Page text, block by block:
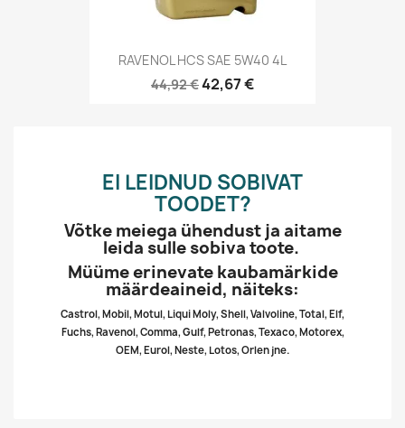
RAVENOL HCS SAE 5W40 4L
44,92 €42,67 €
EI LEIDNUD SOBIVAT
TOODET?
Võtke meiega ühendust ja aitame
leida sulle sobiva toote.
Müüme erinevate kaubamärkide
määrdeaineid, näiteks:
Castrol, Mobil, Motul, Liqui Moly, Shell, Valvoline, Total, Elf,
Fuchs, Ravenol, Comma, Gulf, Petronas, Texaco, Motorex,
OEM, Eurol, Neste, Lotos, Orlen jne.